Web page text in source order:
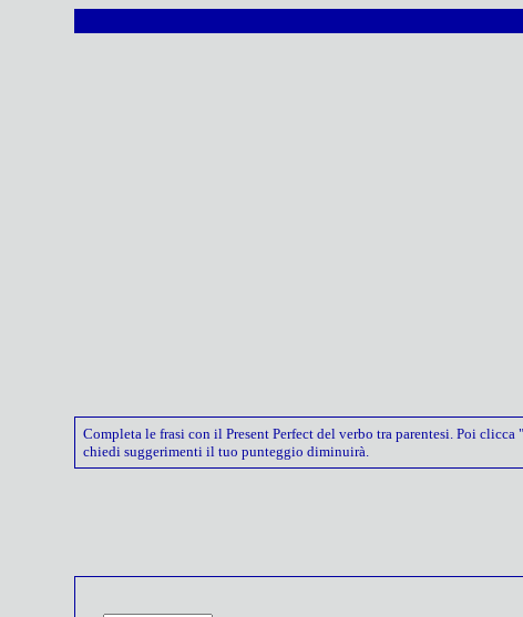
Completa le frasi con il Present Perfect del verbo tra parentesi. Poi
chiedi suggerimenti il tuo punteggio diminuirà.